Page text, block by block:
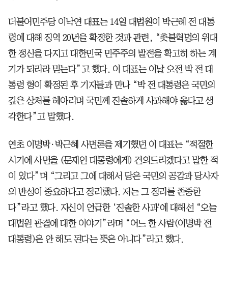
더불어민주당 이낙연 대표는 14일 대법원이 박근혜 전 대통
령에 대해 징역 20년을 확정한 것과 관련, “촛불혁명의 위대
한 정신을 다지고 대한민국 민주주의 발전을 확고히 하는 계
기가 되리라 믿는다”고 했다. 이 대표는 이날 오전 박 전 대
통령 형이 확정된 후 기자들과 만나 “박 전 대통령은 국민의
깊은 상처를 헤아리며 국민께 진솔하게 사과해야 옳다고 생
각한다”고 말했다.
연초 이명박·박근혜 사면론을 제기했던 이 대표는 “적절한
시기에 사면을 (문재인 대통령에게) 건의드리겠다고 말한 적
이 있다”며 “그리고 그에 대해서 당은 국민의 공감과 당사자
의 반성이 중요하다고 정리했다. 저는 그 정리를 존중한
다”라고 했다. 자신이 언급한 ‘진솔한 사과'에 대해선 “오늘
대법원 판결에 대한 이야기”라며 “어느 한 사람(이명박 전
대통령)은 안 해도 된다는 뜻은 아니다”라고 했다.